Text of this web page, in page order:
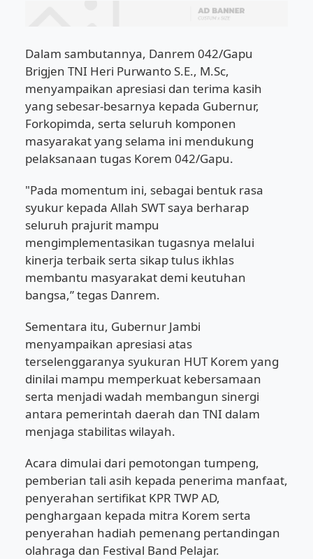
Dalam sambutannya, Danrem 042/Gapu
Brigjen TNI Heri Purwanto S.E., M.Sc,
menyampaikan apresiasi dan terima kasih
yang sebesar-besarnya kepada Gubernur,
Forkopimda, serta seluruh komponen
masyarakat yang selama ini mendukung
pelaksanaan tugas Korem 042/Gapu.
"Pada momentum ini, sebagai bentuk rasa
syukur kepada Allah SWT saya berharap
seluruh prajurit mampu
mengimplementasikan tugasnya melalui
kinerja terbaik serta sikap tulus ikhlas
membantu masyarakat demi keutuhan
bangsa,” tegas Danrem.
Sementara itu, Gubernur Jambi
menyampaikan apresiasi atas
terselenggaranya syukuran HUT Korem yang
dinilai mampu memperkuat kebersamaan
serta menjadi wadah membangun sinergi
antara pemerintah daerah dan TNI dalam
menjaga stabilitas wilayah.
Acara dimulai dari pemotongan tumpeng,
pemberian tali asih kepada penerima manfaat,
penyerahan sertifikat KPR TWP AD,
penghargaan kepada mitra Korem serta
penyerahan hadiah pemenang pertandingan
olahraga dan Festival Band Pelajar.